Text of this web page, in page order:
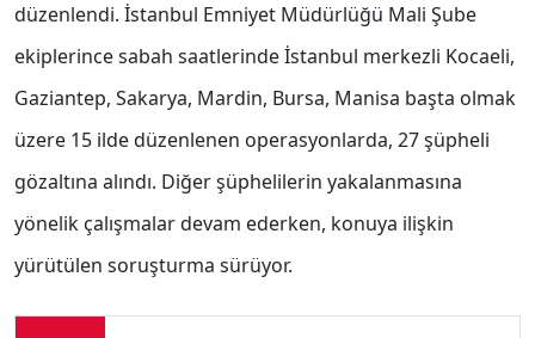
düzenlendi. İstanbul Emniyet Müdürlüğü Mali Şube
ekiplerince sabah saatlerinde İstanbul merkezli Kocaeli,
Gaziantep, Sakarya, Mardin, Bursa, Manisa başta olmak
üzere 15 ilde düzenlenen operasyonlarda, 27 şüpheli
gözaltına alındı. Diğer şüphelilerin yakalanmasına
yönelik çalışmalar devam ederken, konuya ilişkin
yürütülen soruşturma sürüyor.